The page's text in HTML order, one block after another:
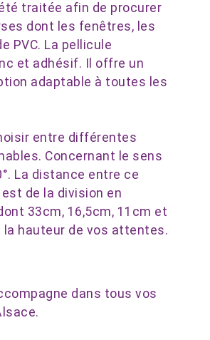
traitée afin de procurer
dont les fenêtres, les
PVC. La pellicule
et adhésif. Il offre un
adaptable à toutes les
entre différentes
Concernant le sens
La distance entre ce
de la division en
33cm, 16,5cm, 11cm et
la hauteur de vos attentes.
dans tous vos